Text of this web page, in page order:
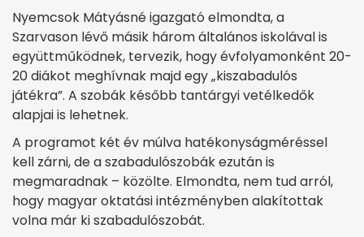
Nyemcsok Mátyásné igazgató elmondta, a
Szarvason lévő másik három általános iskolával is
együttműködnek, tervezik, hogy évfolyamonként 20-
20 diákot meghívnak majd egy „kiszabadulós
játékra”. A szobák később tantárgyi vetélkedők
alapjai is lehetnek.
A programot két év múlva hatékonyságméréssel
kell zárni, de a szabadulószobák ezután is
megmaradnak – közölte. Elmondta, nem tud arról,
hogy magyar oktatási intézményben alakítottak
volna már ki szabadulószobát.